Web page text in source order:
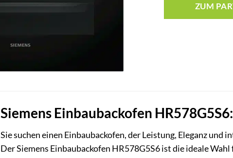
ZUM
Siemens Einbaubackofen
Sie suchen einen Einbaubackofen, der Leistung, Eleganz
Der Siemens Einbaubackofen HR578G5S6 ist die ideale